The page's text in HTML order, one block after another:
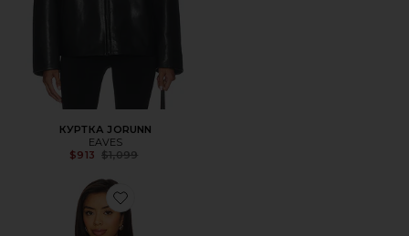
КУРТКА JORUNN
EAVES
$913 Previous price:
$1,099
Favorite ТОП REGINA